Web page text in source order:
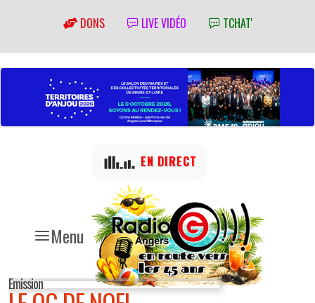
DONS LIVE VIDÉO TCHAT'
Menu
EN DIRECT
Emission